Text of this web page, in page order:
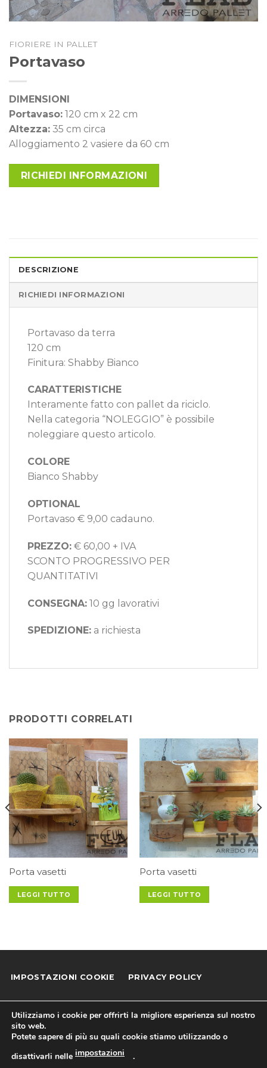
FIORIERE IN PALLET
Portavaso
DIMENSIONI
Portavaso: 120 cm x 22 cm
Altezza: 35 cm circa
Alloggiamento 2 vasiere da 60 cm
RICHIEDI INFORMAZIONI
DESCRIZIONE
RICHIEDI INFORMAZIONI
Portavaso da terra
120 cm
Finitura: Shabby Bianco
CARATTERISTICHE
Interamente fatto con pallet da riciclo.
Nella categoria “NOLEGGIO” è possibile
noleggiare questo articolo.
COLORE
Bianco Shabby
OPTIONAL
Portavaso € 9,00 cadauno.
PREZZO: € 60,00 + IVA
SCONTO PROGRESSIVO PER
QUANTITATIVI
CONSEGNA: 10 gg lavorativi
SPEDIZIONE: a richiesta
PRODOTTI CORRELATI
Porta vasetti
LEGGI TUTTO
Porta vasetti
LEGGI TUTTO
IMPOSTAZIONI COOKIE PRIVACY POLICY
COOKIE POLICY NEWSLETTER AIUTI DI STATO
C.F. e P.I.: 03644880167• R.E.A. BS 514044 • PEC:
mondopallets@pec.it • Codice SDI: M5UXCR1
Utilizziamo i cookie per offrirti la migliore esperienza sul nostro
sito web.
Potete sapere di più su quali cookie stiamo utilizzando o
disattivarli nelle impostazioni .